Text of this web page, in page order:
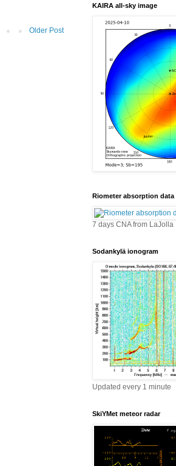
Older Post
KAIRA all-sky image
Riometer absorption data
7 days CNA from LaJolla
Sodankylä ionogram
Updated every 1 minute
SkiYMet meteor radar